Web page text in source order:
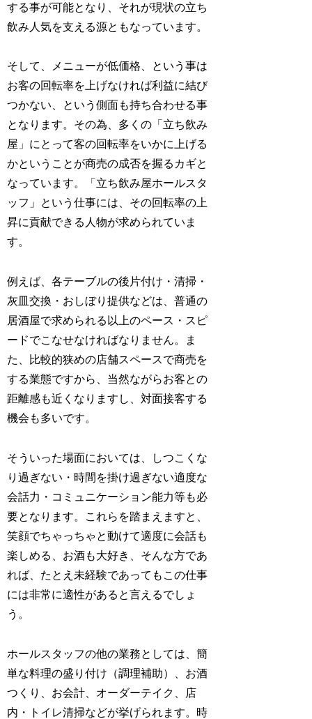
する事が可能となり、それが現状の立ち
飲み人気を支える源ともなっています。
そして、メニューが低価格、という事は
お客の回転率を上げなければ利益に結び
つかない、という側面も持ち合わせる事
となります。その為、多くの「立ち飲み
屋」にとって客の回転率をいかに上げる
かということが商売の成否を握るカギと
なっています。「立ち飲み屋ホールスタ
ッフ」という仕事には、その回転率の上
昇に貢献できる人物が求められていま
す。
例えば、各テーブルの後片付け・清掃・
灰皿交換・おしぼり提供などは、普通の
居酒屋で求められる以上のペース・スピ
ードでこなせなければなりません。ま
た、比較的狭めの店舗スペースで商売を
する業態ですから、当然ながらお客との
距離感も近くなりますし、対面接客する
機会も多いです。
そういった場面においては、しつこくな
り過ぎない・時間を掛け過ぎない適度な
会話力・コミュニケーション能力等も必
要となります。これらを踏まえますと、
笑顔でちゃっちゃと動けて適度に会話も
楽しめる、お酒も大好き、そんな方であ
れば、たとえ未経験であってもこの仕事
には非常に適性があると言えるでしょ
う。
ホールスタッフの他の業務としては、簡
単な料理の盛り付け（調理補助）、お酒
つくり、お会計、オーダーテイク、店
内・トイレ清掃などが挙げられます。時